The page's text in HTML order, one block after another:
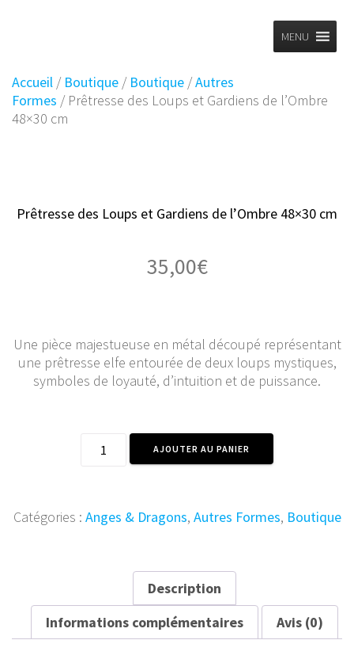
MENU
Accueil / Boutique / Boutique /Autres
Formes / Prêtresse des Loups et Gardiens de l’Ombre
48×30 cm
Prêtresse des Loups et Gardiens de l’Ombre 48×30 cm
35,00€
Une pièce majestueuse en métal découpé représentant
une prêtresse elfe entourée de deux loups mystiques,
symboles de loyauté, d’intuition et de puissance.
quantité
Loups
48x30
cm
AJOUTER AU PANIER
Catégories : Anges & Dragons, Autres Formes, Boutique
Description
Informations complémentaires
Avis (0)